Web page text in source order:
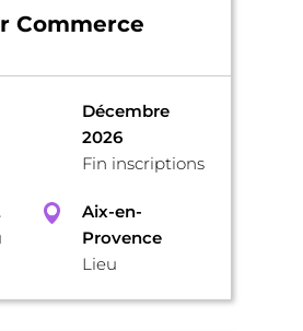
Commerce
Décembre
2026
Fin inscriptions
Aix-en-
Provence
Lieu